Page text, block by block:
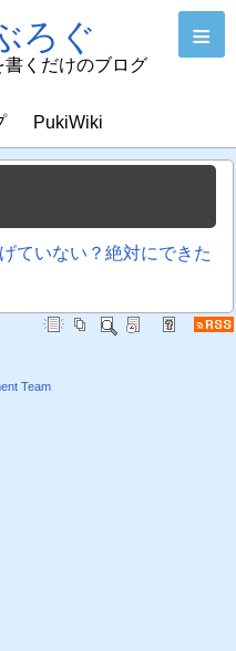
ろぐ
書くだけのブログ
≡
PukiWiki
ていない？絶対にできた
Team